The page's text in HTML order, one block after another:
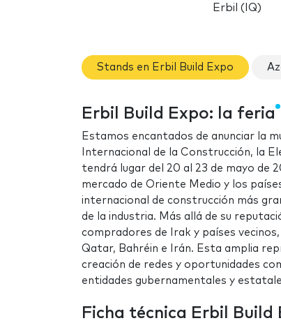
Erbil (IQ)
Stands en Erbil Build Expo
Erbil Build Expo: la feria
Estamos encantados de anunciar la
Internacional de la Construcción, la
tendrá lugar del 20 al 23 de mayo de
mercado de Oriente Medio y los
internacional de construcción más
de la industria. Más allá de su
compradores de Irak y países
Qatar, Bahréin e Irán. Esta amplia
creación de redes y oportunidades
entidades gubernamentales y
Ficha técnica Erbil Build